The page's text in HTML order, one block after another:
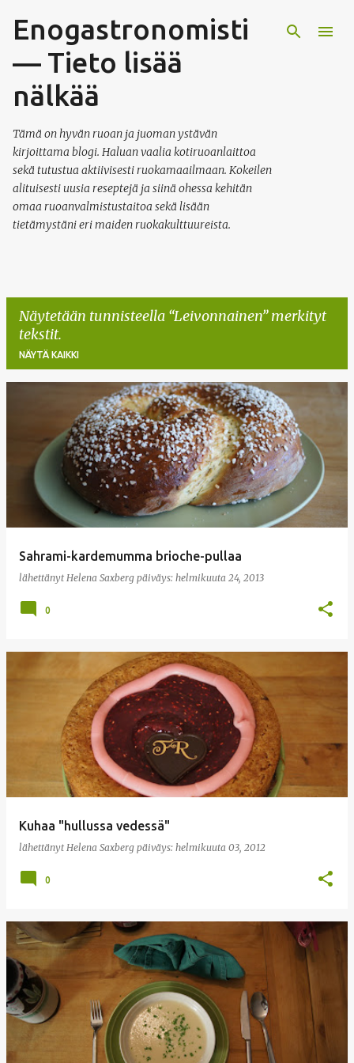
Siirry pääsisältöön
Enogastronomisti
— Tieto lisää
nälkää
Tämä on hyvän ruoan ja juoman ystävän
kirjoittama blogi. Haluan vaalia kotiruoanlaittoa
sekä tutustua aktiivisesti ruokamaailmaan. Kokeilen
alituisesti uusia reseptejä ja siinä ohessa kehitän
omaa ruoanvalmistustaitoa sekä lisään
tietämystäni eri maiden ruokakulttuureista.
Näytetään tunnisteella Leivonnainen merkityt
tekstit.
NÄYTÄ KAIKKI
Sahrami-kardemumma brioche-pullaa
lähettänyt Helena Saxberg päiväys: helmikuuta 24, 2013
0
Kuhaa "hullussa vedessä"
lähettänyt Helena Saxberg päiväys: helmikuuta 03, 2012
0